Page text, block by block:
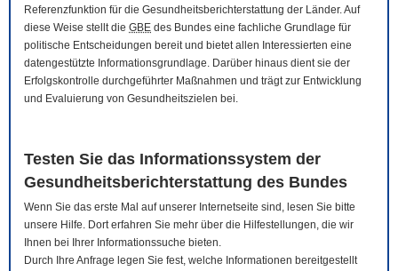
Referenzfunktion für die Gesundheitsberichterstattung der Länder. Auf
diese Weise stellt die GBE des Bundes eine fachliche Grundlage für
politische Entscheidungen bereit und bietet allen Interessierten eine
datengestützte Informationsgrundlage. Darüber hinaus dient sie der
Erfolgskontrolle durchgeführter Maßnahmen und trägt zur Entwicklung
und Evaluierung von Gesundheitszielen bei.
Testen Sie das Informationssystem der
Gesundheitsberichterstattung des Bundes
Wenn Sie das erste Mal auf unserer Internetseite sind, lesen Sie bitte
unsere Hilfe. Dort erfahren Sie mehr über die Hilfestellungen, die wir
Ihnen bei Ihrer Informationssuche bieten.
Durch Ihre Anfrage legen Sie fest, welche Informationen bereitgestellt